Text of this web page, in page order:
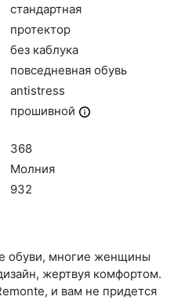
стан­дарт­ная
про­тек­тор
без каб­лу­ка
пов­седнев­ная обувь
an­tist­ress
про­шив­ной
368
Мол­ния
932
обуви, многие женщины
жертвуя комфортом.
и вам не придется